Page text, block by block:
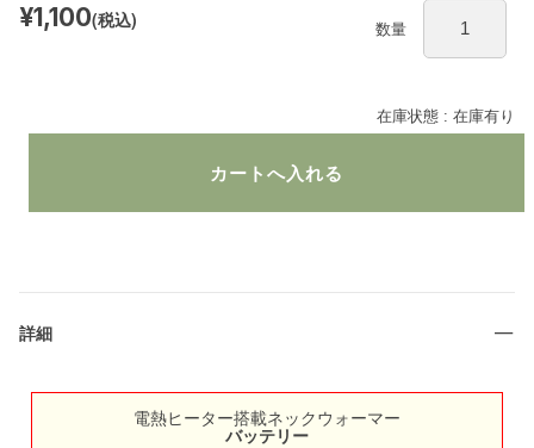
在庫状態 : 在庫有り
¥1,100(税込) 数量
詳細
電熱ヒーター搭載ネックウォーマー
バッテリー